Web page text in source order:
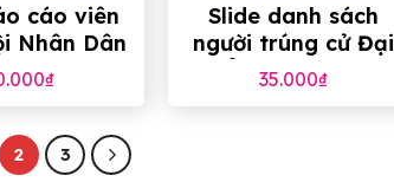
cáo viên
Nhân Dân
29 trang
₫
Slide danh sách
người trúng cử Đại
biểu HĐND khoá
35.000₫
2 3